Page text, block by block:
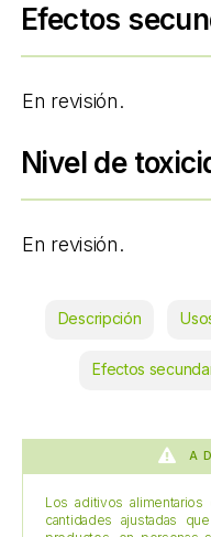
Efectos
En revisión.
Nivel de
En revisión.
Descripción
Efectos
Los aditivos
cantidades ajustadas